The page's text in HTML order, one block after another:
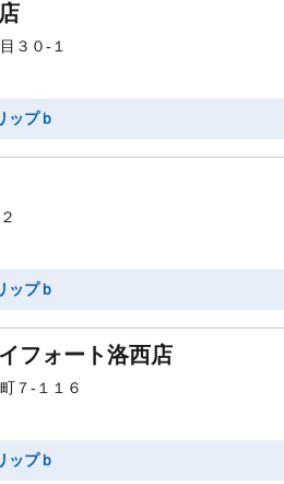
３０-１
ップｂ
ップｂ
フォート洛西店
７-１１６
ップｂ